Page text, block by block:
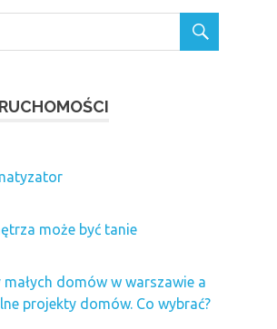
może być tanie
domów w warszawie a
projekty domów. Co wybrać?